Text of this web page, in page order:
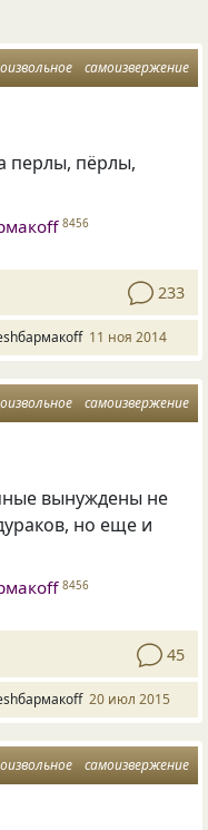
самоизвержение
перлы, пёрлы,
8456
233
11 ноя 2014
самоизвержение
вынуждены не
но еще и
8456
45
20 июл 2015
самоизвержение